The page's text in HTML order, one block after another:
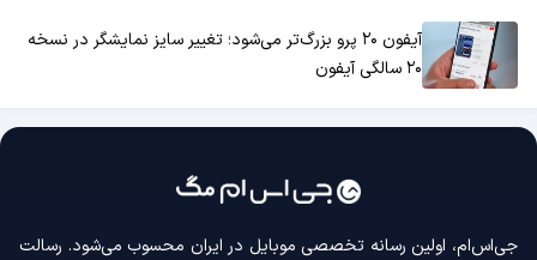
آیفون ۲۰ پرو بزرگ‌تر می‌شود؛ تغییر سایز نمایشگر در نسخه
۲۰ سالگی آیفون
جی‌اس‌ام، اولین رسانه‌ تخصصی موبایل در ایران محسوب می‌شود. رسالت